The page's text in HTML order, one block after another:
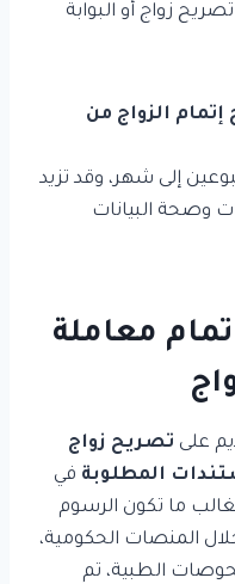
زواج أو البوابة
الزواج من
إلى شهر، وقد تزيد
وصحة البيانات
معاملة
على تصريح زواج
المطلوبة في
ما تكون الرسوم
المنصات الحكومية،
الطبية، تم